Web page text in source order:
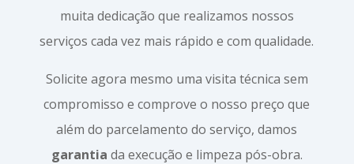
muita dedicação que realizamos nossos
serviços cada vez mais rápido e com qualidade.
Solicite agora mesmo uma visita técnica sem
compromisso e comprove o nosso preço que
além do parcelamento do serviço, damos
garantia da execução e limpeza pós-obra.